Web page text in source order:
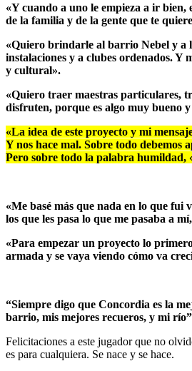
«Y cuando a uno le empieza a ir
de la familia y de la gente que te
«Quiero brindarle al barrio Nebel y a
instalaciones y a clubes ordenados. Y
y cultural».
«Quiero traer maestras particulares,
disfruten, porque es algo muy bueno
«La idea de este proyecto y mi
Y nos hace mal. Sobre todo debemos
Pero sobre todo la palabra humildad,
«Me basé más que nada en lo que fui
los que les pasa lo que me pasaba a
«Para empezar un proyecto lo
armada y se vaya viendo cómo va
“Siempre digo que Concordia es la
barrio, mis mejores recueros, y mi
Felicitaciones a este jugador que no
es para cualquiera. Se nace y se hace.